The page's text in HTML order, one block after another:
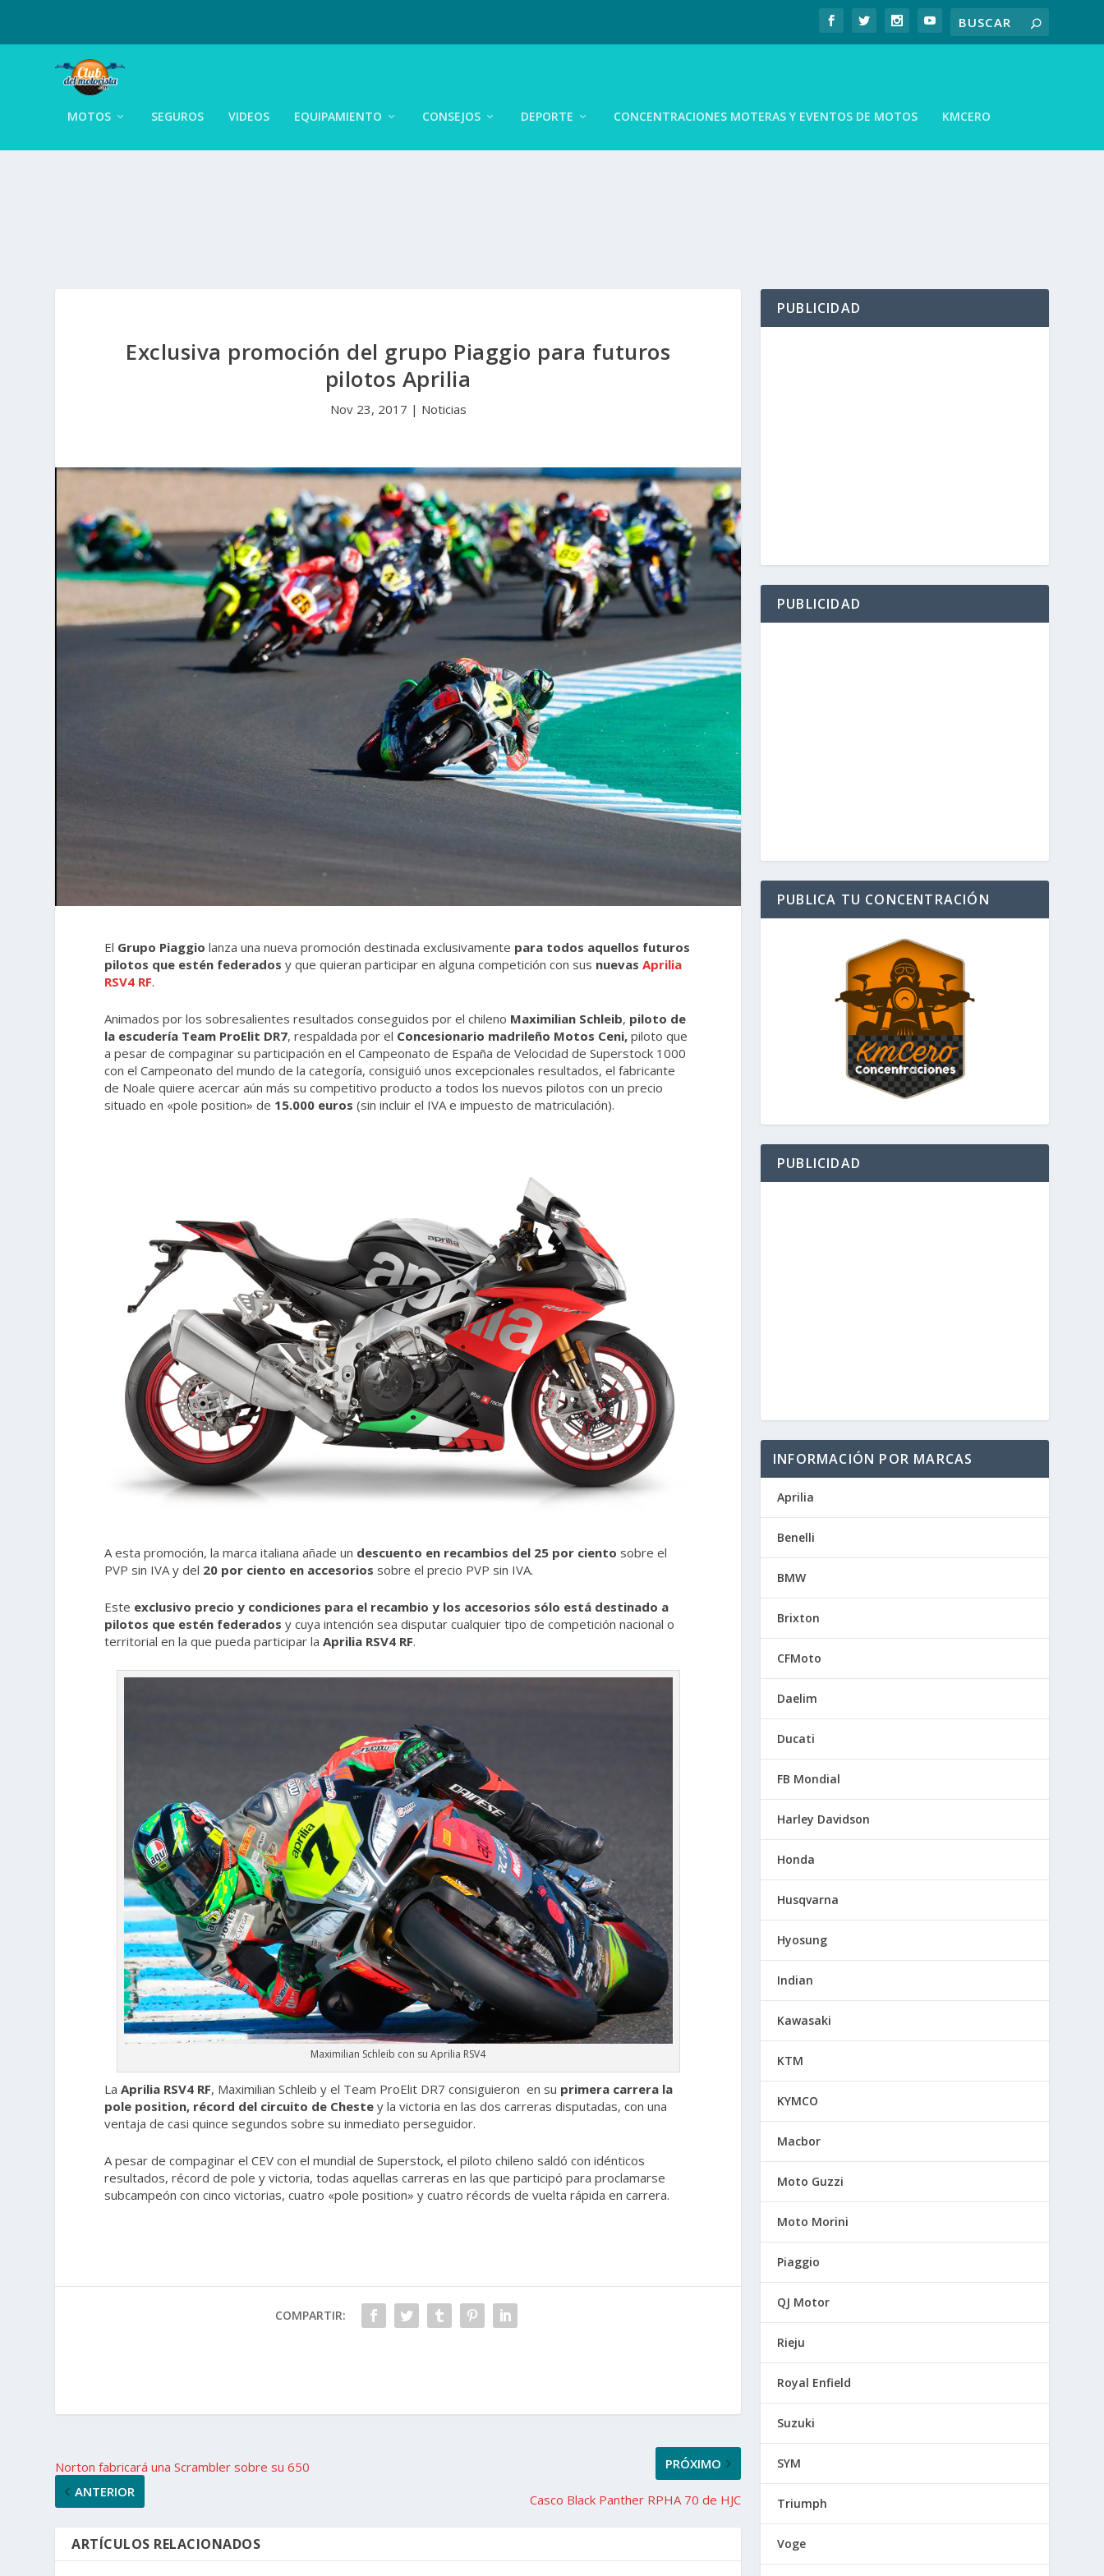
MOTOS SEGUROS VIDEOS EQUIPAMIENTO CONSEJOS DEPORTE CONCENTRACIONES MOTERAS Y EVENTOS DE MOTOS KMCERO
Exclusiva promoción del grupo Piaggio para futuros
pilotos Aprilia
Nov 23, 2017 | Noticias
El Grupo Piaggio lanza una nueva promoción destinada exclusivamente para todos aquellos futuros
pilotos que estén federados y que quieran participar en alguna competición con sus nuevasAprilia
RSV4 RF.
Animados por los sobresalientes resultados conseguidos por el chileno Maximilian Schleib, piloto de
la escudería Team ProElit DR7, respaldada por el Concesionario madrileño Motos Ceni, piloto que
a pesar de compaginar su participación en el Campeonato de España de Velocidad de Superstock 1000
con el Campeonato del mundo de la categoría, consiguió unos excepcionales resultados, el fabricante
de Noale quiere acercar aún más su competitivo producto a todos los nuevos pilotos con un precio
situado en «pole position» de 15.000 euros (sin incluir el IVA e impuesto de matriculación).
A esta promoción, la marca italiana añade un descuento en recambios del 25 por ciento sobre el
PVP sin IVA y del 20 por ciento en accesorios sobre el precio PVP sin IVA.
Este exclusivo precio y condiciones para el recambio y los accesorios sólo está destinado a
pilotos que estén federados y cuya intención sea disputar cualquier tipo de competición nacional o
territorial en la que pueda participar laAprilia RSV4 RF.
Maximilian Schleib con su Aprilia RSV4
LaAprilia RSV4 RF, Maximilian Schleib y el Team ProElit DR7 consiguieron en su primera carrera la
pole position, récord del circuito de Cheste y la victoria en las dos carreras disputadas, con una
ventaja de casi quince segundos sobre su inmediato perseguidor.
A pesar de compaginar el CEV con el mundial de Superstock, el piloto chileno saldó con idénticos
resultados, récord de pole y victoria, todas aquellas carreras en las que participó para proclamarse
subcampeón con cinco victorias, cuatro «pole position» y cuatro récords de vuelta rápida en carrera.
COMPARTIR:
Norton fabricará una Scrambler sobre su 650
ANTERIOR
PRÓXIMO
Casco Black Panther RPHA 70 de HJC
ARTÍCULOS RELACIONADOS
PUBLICIDAD
PUBLICIDAD
PUBLICA TU CONCENTRACIÓN
PUBLICIDAD
INFORMACIÓN POR MARCAS
Aprilia
Benelli
BMW
Brixton
CFMoto
Daelim
Ducati
FB Mondial
Harley Davidson
Honda
Husqvarna
Hyosung
Indian
Kawasaki
KTM
KYMCO
Macbor
Moto Guzzi
Moto Morini
Piaggio
QJ Motor
Rieju
Royal Enfield
Suzuki
SYM
Triumph
Voge